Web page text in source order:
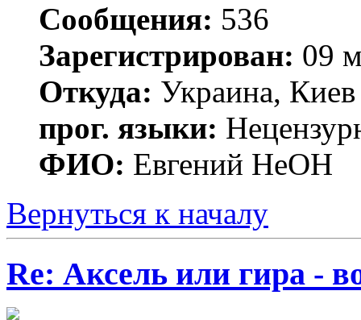
Сообщения: 536
Зарегистрирован: 09
Откуда: Украина, Киев
прог. языки:
ФИО: Евгений НеОН
Вернуться к началу
Re: Аксель или гира -